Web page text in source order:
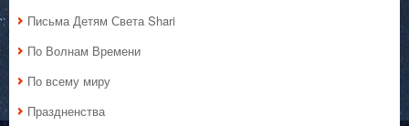
Письма Детям Света Shari
По Волнам Времени
По всему миру
Праздненства